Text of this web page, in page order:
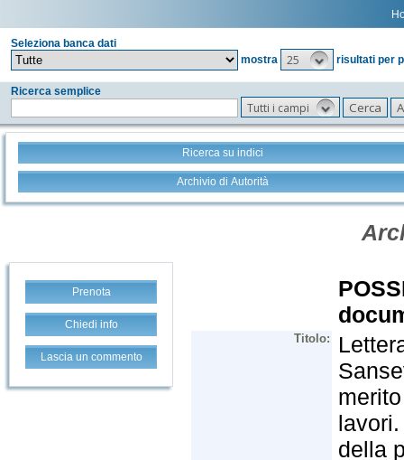
Seleziona banca dati
mostra
25 risultati per
Ricerca semplice
Tutti i campi
Ricerca su indici
Archivio di Autorità
Prenota
Chiedi info
Lascia un commento